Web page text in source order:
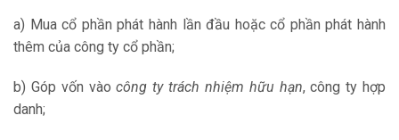
a) Mua cổ phần phát hành lần đầu hoặc cổ phần phát hành
thêm của công ty cổ phần;
b) Góp vốn vàocông ty trách nhiệm hữu hạn, công ty hợp
danh;